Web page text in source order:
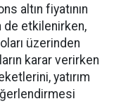
altın fiyatının
de etkilenirken,
üzerinden
karar verirken
yatırım